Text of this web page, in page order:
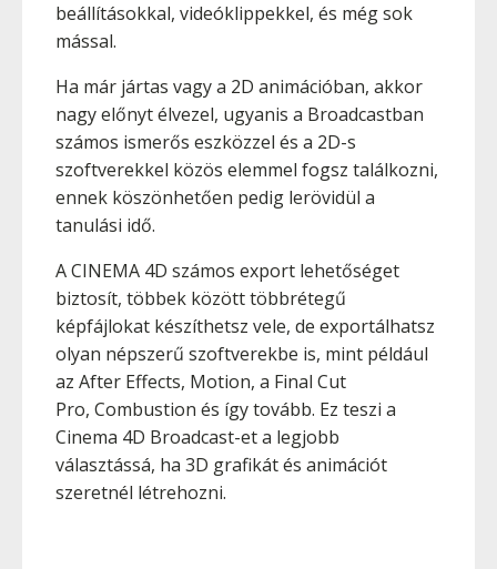
beállításokkal, videóklippekkel, és még sok
mással.
Ha már jártas vagy a 2D animációban, akkor
nagy előnyt élvezel, ugyanis a Broadcastban
számos ismerős eszközzel és a 2D-s
szoftverekkel közös elemmel fogsz találkozni,
ennek köszönhetően pedig lerövidül a
tanulási idő.
A CINEMA 4D számos export lehetőséget
biztosít, többek között többrétegű
képfájlokat készíthetsz vele, de exportálhatsz
olyan népszerű szoftverekbe is, mint például
az After Effects, Motion, a Final Cut
Pro, Combustion és így tovább. Ez teszi a
Cinema 4D Broadcast-et a legjobb
választássá, ha 3D grafikát és animációt
szeretnél létrehozni.